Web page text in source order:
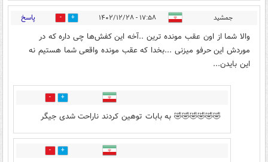
جمشید ۱۷:۵۸ - ۱۴۰۲/۱۲/۲۸ 0 پاسخ
والا شما از اون عقب مونده ترین ..آخه این کفش‌ها چی داره که در
موردش این حرفو میزنی ...بخدا که عقب مونده واقعی شما هستیم نه
این بایدن...
0
🤣🤣🤣🤣🤣🤣 به بابات توهین کردند ناراحت شدی جیگر
0